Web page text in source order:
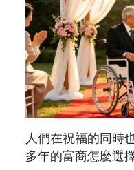
人們在祝福的同時
多年的富商怎麼選